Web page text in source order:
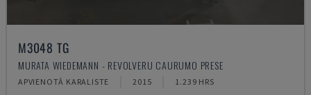
M3048 TG
MURATA WIEDEMANN - REVOLVERU CAURUMO PRESE
APVIENOTĀ KARALISTE 2015 1.239 HRS